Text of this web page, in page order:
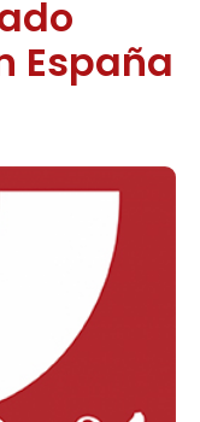
España